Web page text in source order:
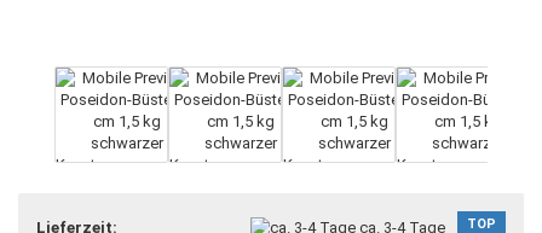
TOP
Lieferzeit: ca. 3-4 Tage